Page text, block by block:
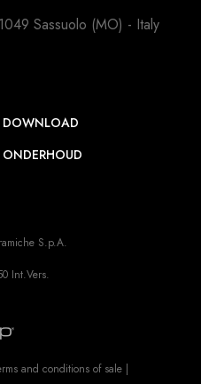
Sassuolo (MO) - Italy
DOWNLOAD
ONDERHOUD
S.p.A.
Int.Vers.
and conditions of sale |